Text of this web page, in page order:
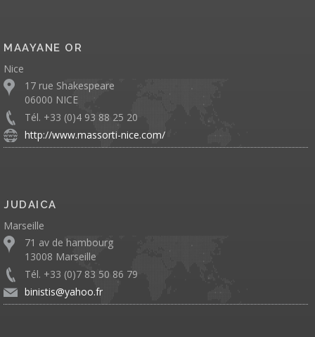
MAAYANE OR
Nice
17 rue Shakespeare
06000 NICE
Tél. +33 (0)4 93 88 25 20
http://www.massorti-nice.com/
JUDAICA
Marseille
71 av de hambourg
13008 Marseille
Tél. +33 (0)7 83 50 86 79
binistis@yahoo.fr